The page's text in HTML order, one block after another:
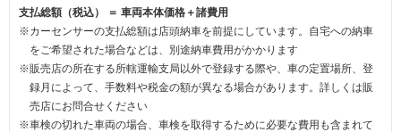
支払総額（税込） ＝ 車両本体価格＋諸費用
※カーセンサーの支払総額は店頭納車を前提にしています。自宅への納車
をご希望された場合などは、別途納車費用がかかります
※販売店の所在する所轄運輸支局以外で登録する際や、車の定置場所、登
録月によって、手数料や税金の額が異なる場合があります。詳しくは販
売店にお問合せください
※車検の切れた車両の場合、車検を取得するために必要な費用も含まれて